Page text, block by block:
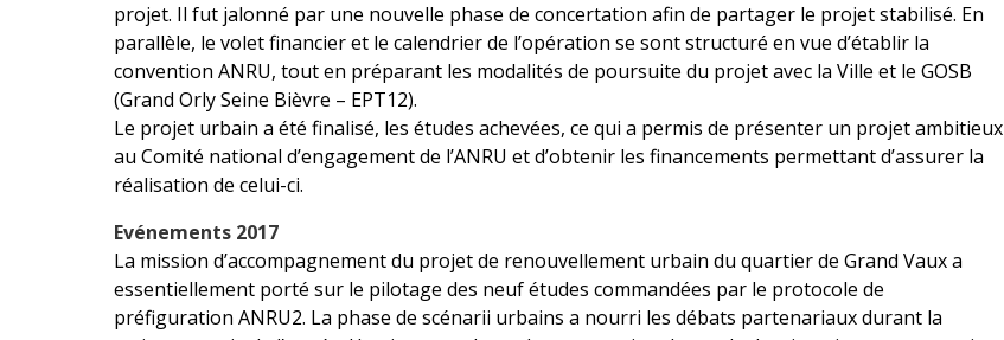
projet. Il fut jalonné par une nouvelle phase de concertation afin de partager le projet stabilisé. En
parallèle, le volet financier et le calendrier de l’opération se sont structuré en vue d’établir la
convention ANRU, tout en préparant les modalités de poursuite du projet avec la Ville et le GOSB
(Grand Orly Seine Bièvre – EPT12).
Le projet urbain a été finalisé, les études achevées, ce qui a permis de présenter un projet ambitieux
au Comité national d’engagement de l’ANRU et d’obtenir les financements permettant d’assurer la
réalisation de celui-ci.
Evénements 2017
La mission d’accompagnement du projet de renouvellement urbain du quartier de Grand Vaux a
essentiellement porté sur le pilotage des neuf études commandées par le protocole de
préfiguration ANRU2. La phase de scénarii urbains a nourri les débats partenariaux durant la